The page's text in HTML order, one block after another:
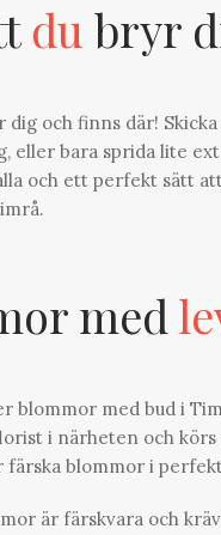
dubryr
dig och finns där!
eller bara sprida lite
och ett perfekt sätt
med
blommor med bud i
i närheten och
blommor i
är färskvara och